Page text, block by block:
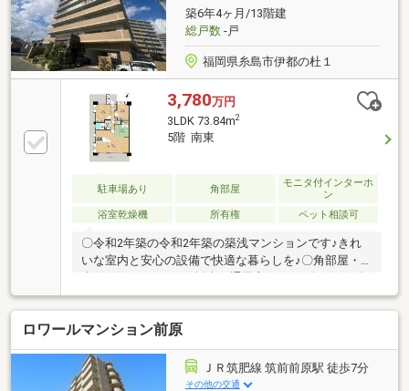
仕様も一見の価値あり！ぜひお気軽にご内覧予約お待
ちしております。
築6年4ヶ月/13階建
総戸数-戸
福岡県糸島市伊都の杜１
3,780万円
3LDK 73.84m2
5階 南東
駐車場あり 角部屋
モニタ付インターホ
ン
浴室乾燥機
所有権 ペット相談可
〇令和2年築の令和2年築の築浅マンションです♪きれ
いな室内と安心の設備で快適な暮らしを♪〇角部屋・
の駐車スペース完備で安心のカーライフを実現♪〇
3LDKの間取りは専有面積73m2超のゆとりある住空間
です♪〇糸島高校前駅まで徒歩約6分と通勤通学にも便
利な立地です♪〇即時予約受付中！まずは資料請求か
らという方もお気軽にお問い合わせください！お問い
合わせはナカジツまで☆・前原南小学校徒歩約12分・
ロワールマンション前原
ＪＲ筑肥線 筑前前原駅 徒歩7分
その他の交通